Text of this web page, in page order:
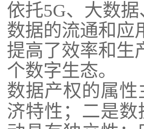
依托5G、大数
数据的流通和应
提高了效率和生
个数字生态。
数据产权的属
济特性；二是